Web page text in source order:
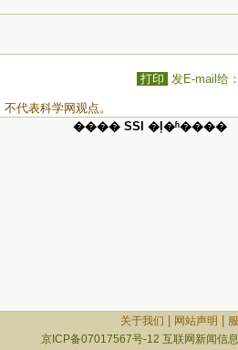
打印 发E-mail给
代表科学网观点。
���� SSI �ļ�ʱ����
关于我们 网站声明
京ICP备07017567号-12 互联网新闻信